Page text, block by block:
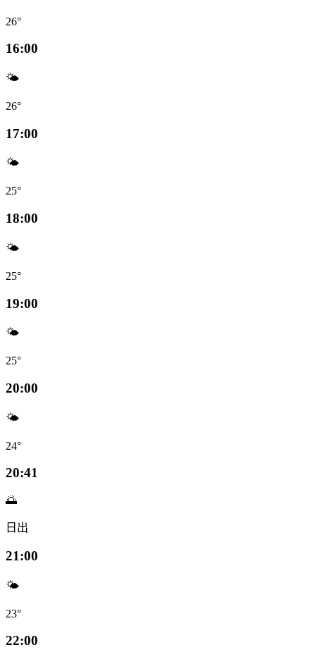
26°
16:00
🌤️
26°
17:00
🌤️
25°
18:00
🌤️
25°
19:00
🌤️
25°
20:00
🌤️
24°
20:41
🌅
日出
21:00
🌤️
23°
22:00